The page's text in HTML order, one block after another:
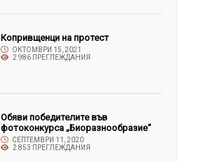
Копривщенци на протест
ОКТОМВРИ 15, 2021
2 986 ПРЕГЛЕЖДАНИЯ
Обяви победителите във
фотоконкурса „Биоразнообразие“
СЕПТЕМВРИ 11, 2020
2 853 ПРЕГЛЕЖДАНИЯ